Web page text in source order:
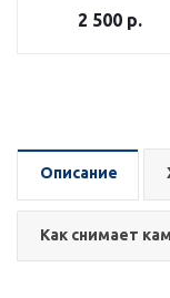
2 500р.
Описание
Как снимает